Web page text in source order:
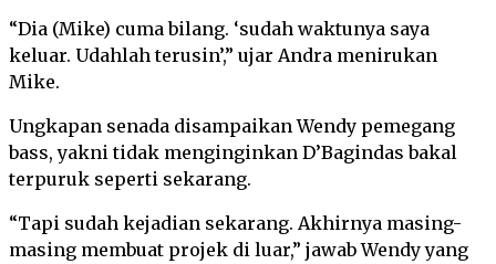
“Dia (Mike) cuma bilang. ‘sudah waktunya saya
keluar. Udahlah terusin’,” ujar Andra menirukan
Mike.
Ungkapan senada disampaikan Wendy pemegang
bass, yakni tidak menginginkan D’Bagindas bakal
terpuruk seperti sekarang.
“Tapi sudah kejadian sekarang. Akhirnya masing-
masing membuat projek di luar,” jawab Wendy yang